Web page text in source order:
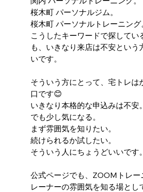
桜木町 パーソナルジム。
桜木町 パーソナルトレーニング
こうしたキーワードで探してい
も、いきなり来店は不安という
いです。
そういう方にとって、宅トレは
口です😊
いきなり本格的な申込みは不安。
でも少し気になる。
まず雰囲気を知りたい。
続けられるか試したい。
そういう人にちょうどいいです。
公式ページでも、ZOOMトレー
レーナーの雰囲気を知る場とし